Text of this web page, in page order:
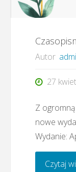
Autor
27
Z
nowe
Wydanie:
Czytaj